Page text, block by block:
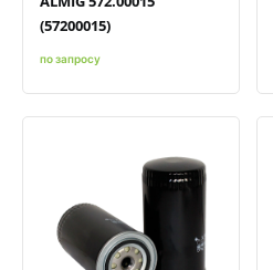
(57200015)
по запросу
Быстрый просмотрДобавить к сравнению
Добавить в избранное